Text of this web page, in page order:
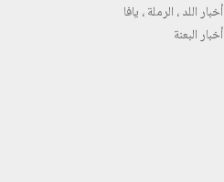
أخبار اللد ، الرملة ، يافا
أخبار البعنة